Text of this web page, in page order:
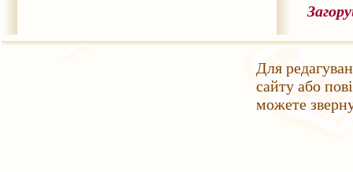
Для
сайту або
можете